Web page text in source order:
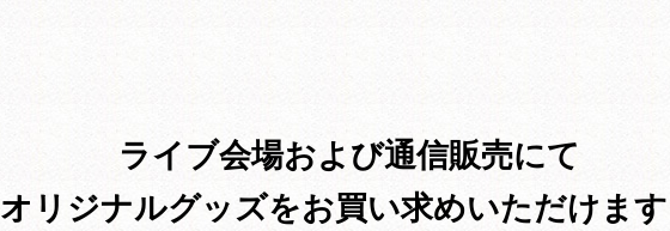
ライブ会場および通信販売にて
オリジナルグッズをお買い求めいただけます